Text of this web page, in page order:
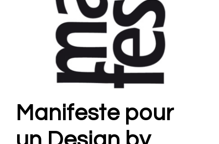
Manifeste pour